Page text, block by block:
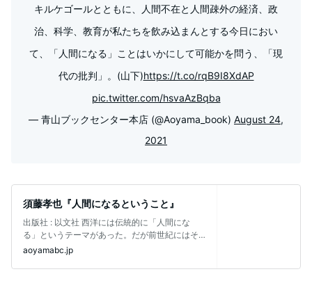
キルケゴールとともに、人間不在と人間疎外の経済、政
治、科学、教育が私たちを飲み込まんとする今日におい
て、「人間になる」ことはいかにして可能かを問う、「現
代の批判」。(山下)https://t.co/rqB9I8XdAP
pic.twitter.com/hsvaAzBqba
— 青山ブックセンター本店 (@Aoyama_book) August 24,
2021
須藤孝也『人間になるということ』
出版社 ‏: ‎以文社 西洋には伝統的に「人間にな
る」というテーマがあった。だが前世紀にはそ
れを否定して「人間の終焉」が言
aoyamabc.jp